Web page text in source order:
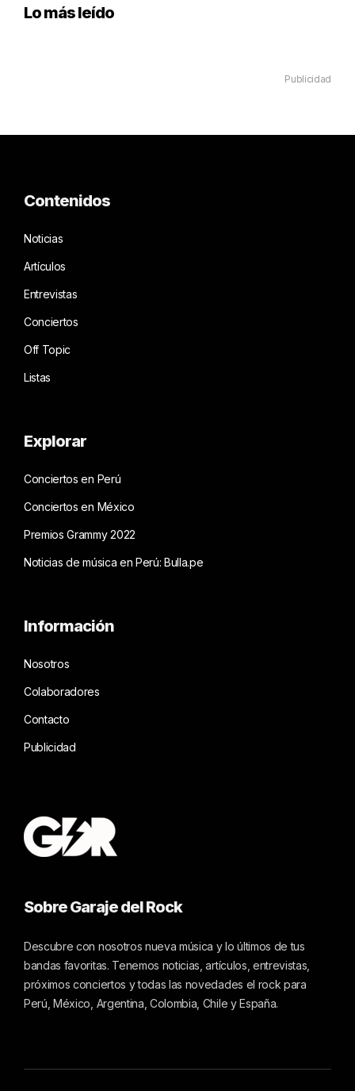
Lo más leído
Publicidad
Contenidos
Noticias
Artículos
Entrevistas
Conciertos
Off Topic
Listas
Explorar
Conciertos en Perú
Conciertos en México
Premios Grammy 2022
Noticias de música en Perú: Bulla.pe
Información
Nosotros
Colaboradores
Contacto
Publicidad
Sobre Garaje del Rock
Descubre con nosotros nueva música y lo últimos de tus
bandas favoritas. Tenemos noticias, artículos, entrevistas,
próximos conciertos y todas las novedades el rock para
Perú, México, Argentina, Colombia, Chile y España.